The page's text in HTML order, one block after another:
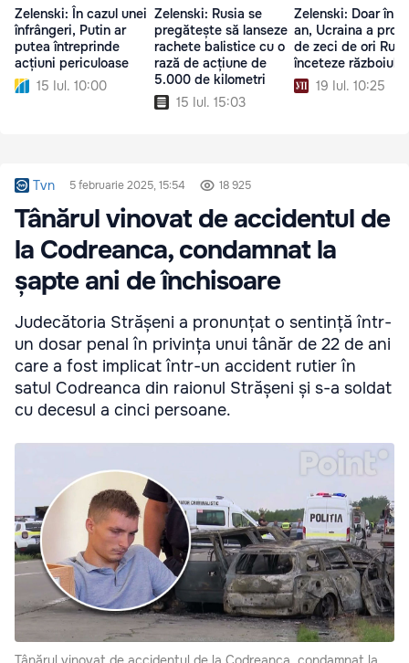
Zelenski: În cazul unei
înfrângeri, Putin ar
putea întreprinde
acțiuni periculoase
15 Iul. 10:00
Zelenski: Rusia se
pregătește să lanseze
rachete balistice cu o
rază de acțiune de
5.000 de kilometri
15 Iul. 15:03
Zelenski: Doar în
an, Ucraina a
de zeci de ori
înceteze războiul
19 Iul. 10:25
Tvn 5 februarie 2025, 15:54 18 925
Tânărul vinovat de accidentul de
la Codreanca, condamnat la
șapte ani de închisoare
Judecătoria Strășeni a pronunțat o sentință într-
un dosar penal în privința unui tânăr de 22 de ani
care a fost implicat într-un accident rutier în
satul Codreanca din raionul Strășeni și s-a soldat
cu decesul a cinci persoane.